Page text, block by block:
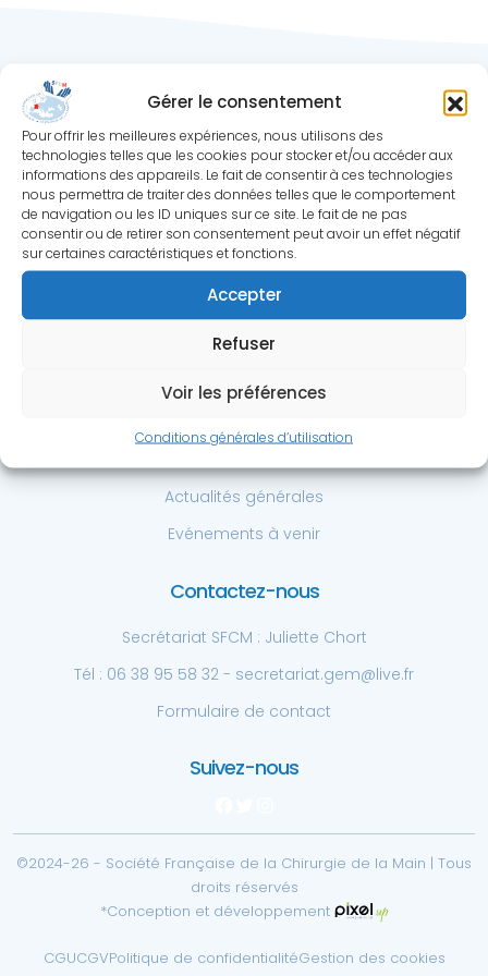
Gérer le consentement
Pour offrir les meilleures expériences, nous utilisons des
technologies telles que les cookies pour stocker et/ou accéder aux
informations des appareils. Le fait de consentir à ces technologies
nous permettra de traiter des données telles que le comportement
de navigation ou les ID uniques sur ce site. Le fait de ne pas
consentir ou de retirer son consentement peut avoir un effet négatif
sur certaines caractéristiques et fonctions.
Accepter
Refuser
Voir les préférences
Conditions générales d’utilisation
Société Française de
Chirurgie de la Main
Centre Hospitalier Privé St. Grégoire
6 bd de la boutière, 35768 St. Grégoire
Tél: +33 6 38 95 58 32
Actualités générales
Evénements à venir
Contactez-nous
Secrétariat SFCM : Juliette Chort
Tél : 06 38 95 58 32 - secretariat.gem@live.fr
Formulaire de contact
Suivez-nous
©2024-26 - Société Française de la Chirurgie de la Main | Tous
droits réservés
*Conception et développement
CGUCGVPolitique de confidentialitéGestion des cookies